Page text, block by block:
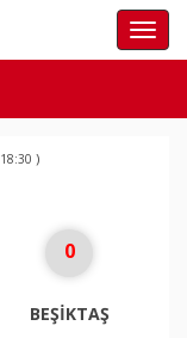
18:30 )
0
BEŞİKTAŞ